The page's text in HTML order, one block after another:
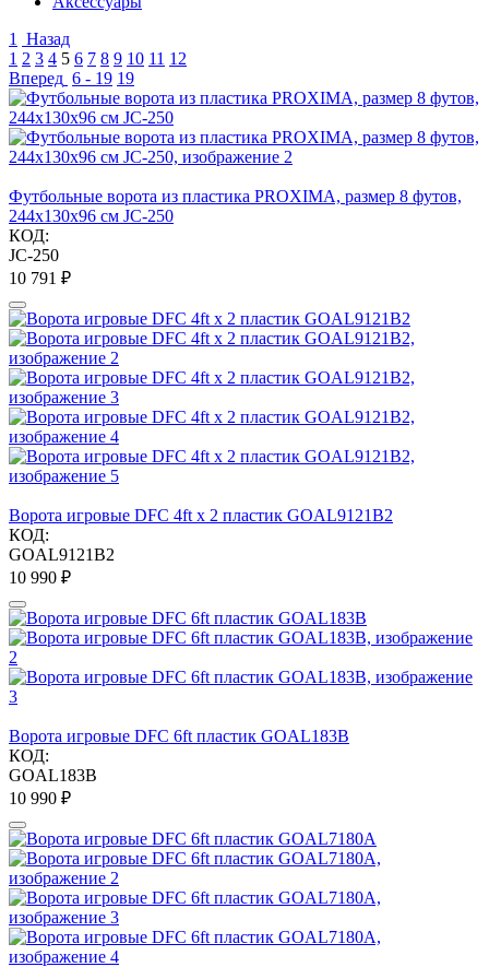
1
Назад
1 2 3 4 5 6 7 8 9 10 11 12
Вперед 6 - 19 19
Футбольные ворота из пластика PROXIMA, размер 8 футов,
244х130х96 см JC-250
КОД:
JC-250
10 791 ₽
Ворота игровые DFC 4ft х 2 пластик GOAL9121B2
КОД:
GOAL9121B2
10 990 ₽
Ворота игровые DFC 6ft пластик GOAL183B
КОД:
GOAL183B
10 990 ₽